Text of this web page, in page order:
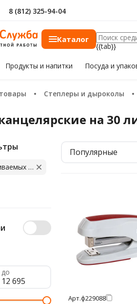
8 (812) 325-94-04
Каталог
{{tab}}
Продуктыи напитки Посуда и
Степлеры и дыроколы
на 30
Количество пробиваемых листов: 30 лист
до
Популярные
Арт.ф229088